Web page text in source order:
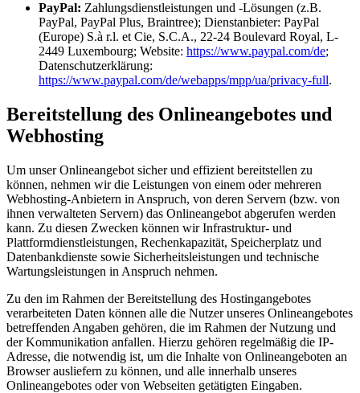
PayPal: Zahlungsdienstleistungen und -Lösungen (z.B.
PayPal, PayPal Plus, Braintree); Dienstanbieter: PayPal
(Europe) S.à r.l. et Cie, S.C.A., 22-24 Boulevard Royal, L-
2449 Luxembourg; Website: https://www.paypal.com/de;
Datenschutzerklärung:
https://www.paypal.com/de/webapps/mpp/ua/privacy-full.
Bereitstellung des Onlineangebotes und
Webhosting
Um unser Onlineangebot sicher und effizient bereitstellen zu
können, nehmen wir die Leistungen von einem oder mehreren
Webhosting-Anbietern in Anspruch, von deren Servern (bzw. von
ihnen verwalteten Servern) das Onlineangebot abgerufen werden
kann. Zu diesen Zwecken können wir Infrastruktur- und
Plattformdienstleistungen, Rechenkapazität, Speicherplatz und
Datenbankdienste sowie Sicherheitsleistungen und technische
Wartungsleistungen in Anspruch nehmen.
Zu den im Rahmen der Bereitstellung des Hostingangebotes
verarbeiteten Daten können alle die Nutzer unseres Onlineangebotes
betreffenden Angaben gehören, die im Rahmen der Nutzung und
der Kommunikation anfallen. Hierzu gehören regelmäßig die IP-
Adresse, die notwendig ist, um die Inhalte von Onlineangeboten an
Browser ausliefern zu können, und alle innerhalb unseres
Onlineangebotes oder von Webseiten getätigten Eingaben.